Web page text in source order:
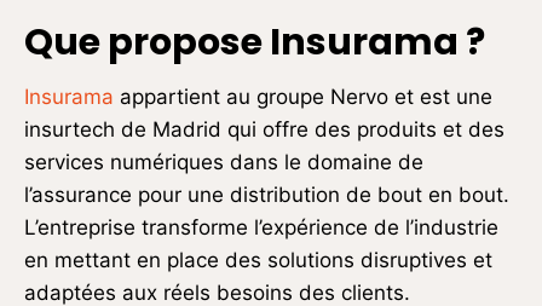
Que propose Insurama ?
Insurama appartient au groupe Nervo et est une
insurtech de Madrid qui offre des produits et des
services numériques dans le domaine de
l’assurance pour une distribution de bout en bout.
L’entreprise transforme l’expérience de l’industrie
en mettant en place des solutions disruptives et
adaptées aux réels besoins des clients.